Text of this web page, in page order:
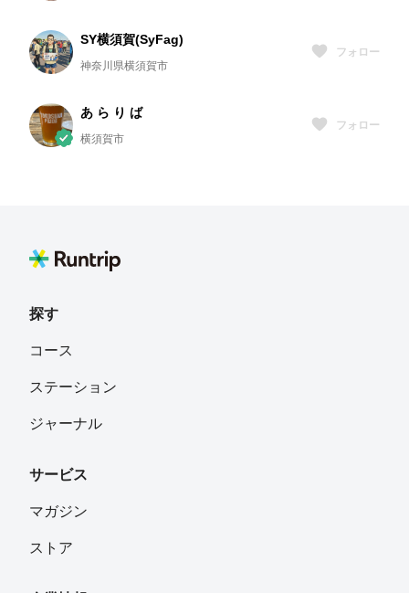
SY横須賀(SyFag)
神奈川県横須賀市
フォロー
あ ら り ば
横須賀市
フォロー
yosshy〈ヨッシー〉
千代田区
Ito Masafumi
探す
コース
ステーション
ジャーナル
サービス
マガジン
ストア